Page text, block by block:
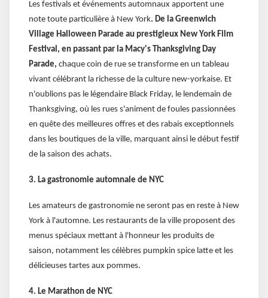
Les festivals et événements automnaux apportent une
note toute particulière à New York. De la Greenwich
Village Halloween Parade au prestigieux New York Film
Festival, en passant par la Macy's Thanksgiving Day
Parade, chaque coin de rue se transforme en un tableau
vivant célébrant la richesse de la culture new-yorkaise. Et
n'oublions pas le légendaire Black Friday, le lendemain de
Thanksgiving, où les rues s'animent de foules passionnées
en quête des meilleures offres et des rabais exceptionnels
dans les boutiques de la ville, marquant ainsi le début festif
de la saison des achats.
3. La gastronomie automnale de NYC
Les amateurs de gastronomie ne seront pas en reste à New
York à l'automne. Les restaurants de la ville proposent des
menus spéciaux mettant à l'honneur les produits de
saison, notamment les célèbres pumpkin spice latte et les
délicieuses tartes aux pommes.
4. Le Marathon de NYC